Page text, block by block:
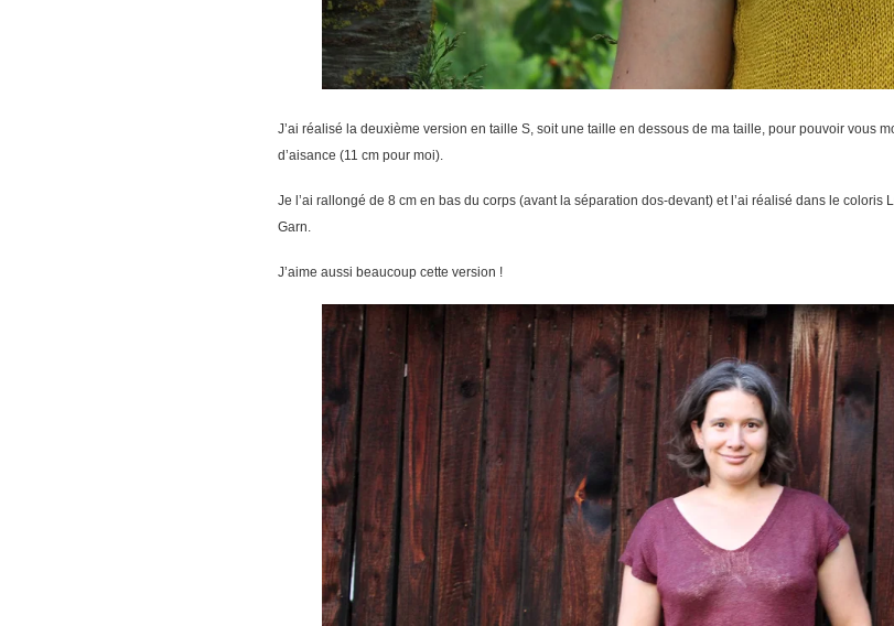
J’ai réalisé la deuxième version en taille S, soit une taille en dessous de ma taille, pour pouvoir vous
d’aisance (11 cm pour moi).
Je l’ai rallongé de 8 cm en bas du corps (avant la séparation dos-devant) et l’ai réalisé dans le
Garn.
J’aime aussi beaucoup cette version !